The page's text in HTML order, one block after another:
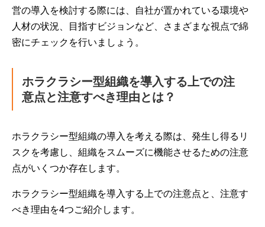
営の導入を検討する際には、自社が置かれている環境や
人材の状況、目指すビジョンなど、さまざまな視点で綿
密にチェックを行いましょう。
ホラクラシー型組織を導入する上での注
意点と注意すべき理由とは？
ホラクラシー型組織の導入を考える際は、発生し得るリ
スクを考慮し、組織をスムーズに機能させるための注意
点がいくつか存在します。
ホラクラシー型組織を導入する上での注意点と、注意す
べき理由を4つご紹介します。